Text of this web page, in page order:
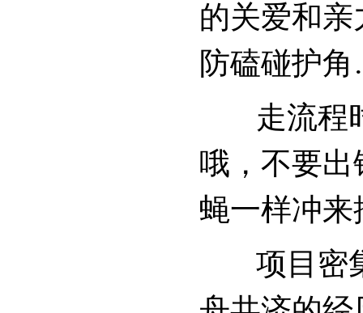
的关爱和
防磕碰护
走流程时
哦，不要
蝇一样冲
项目密集